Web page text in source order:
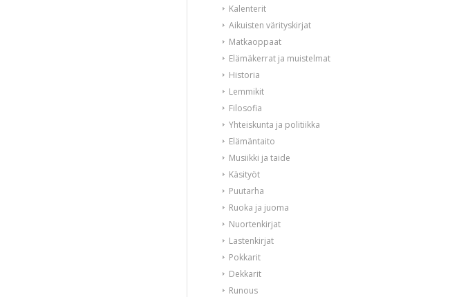
Kalenterit
Aikuisten värityskirjat
Matkaoppaat
Elämäkerrat ja muistelmat
Historia
Lemmikit
Filosofia
Yhteiskunta ja politiikka
Elämäntaito
Musiikki ja taide
Käsityöt
Puutarha
Ruoka ja juoma
Nuortenkirjat
Lastenkirjat
Pokkarit
Dekkarit
Runous